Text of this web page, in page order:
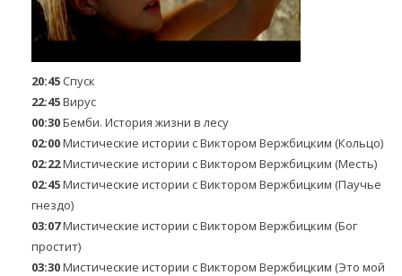
20:45Спуск
22:45Вирус
00:30Бемби. Иcтория жизни в лeсу
02:00Мистические истории с Виктором Вержбицким (Кольцо)
02:22Мистические истории с Виктором Вержбицким (Месть)
02:45Мистические истории с Виктором Вержбицким (Паучье
гнездо)
03:07Мистические истории с Виктором Вержбицким (Бог
простит)
03:30Мистические истории с Виктором Вержбицким (Это мой